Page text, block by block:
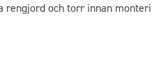
och torr innan